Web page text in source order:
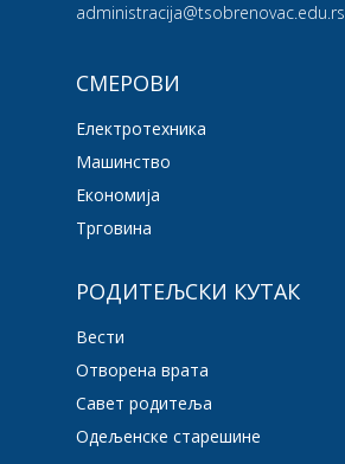
administracija@tsobrenovac.edu.rs
СМЕРОВИ
Електротехника
Машинство
Економија
Трговина
РОДИТЕЉСКИ КУТАК
Вести
Отворена врата
Савет родитеља
Одељенске старешине